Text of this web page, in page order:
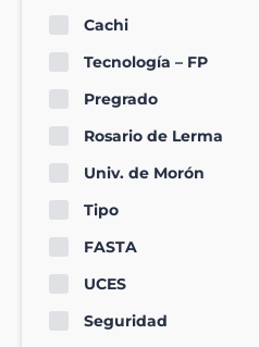
Cachi
Tecnología – FP
Pregrado
Rosario de Lerma
Univ. de Morón
Tipo
FASTA
UCES
Seguridad